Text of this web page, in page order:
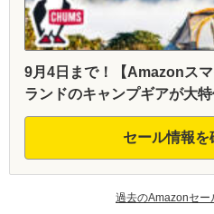
9月4日まで！【Amazonス
ランドのキャンプギアが大特
セール情報を
過去のAmazonセ